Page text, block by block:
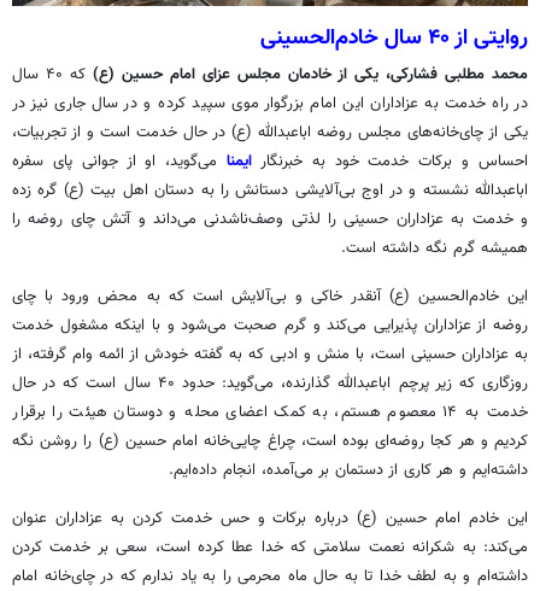
روایتی از ۴۰ سال خادم‌الحسینی
محمد مطلبی فشارکی، یکی از خادمان مجلس عزای امام حسین (ع)
که ۴۰ سال
در راه خدمت به عزاداران این امام بزرگوار موی سپید کرده و در سال جاری نیز در
یکی از چای‌خانه‌های مجلس روضه اباعبدالله (ع) در حال خدمت است و از تجربیات،
احساس و برکات خدمت خود به خبرنگار ایمنامی‌گوید، او از جوانی پای سفره
اباعبدالله نشسته و در اوج بی‌آلایشی دستانش را به دستان اهل بیت (ع) گره زده
و خدمت به عزاداران حسینی را لذتی وصف‌ناشدنی می‌داند و آتش چای روضه را
همیشه گرم نگه داشته است.
این خادم‌الحسین (ع) آنقدر خاکی و بی‌آلایش است که به محض ورود با چای
روضه از عزاداران پذیرایی می‌کند و گرم صحبت می‌شود و با اینکه مشغول خدمت
به عزاداران حسینی است، با منش و ادبی که به گفته خودش از ائمه وام گرفته، از
روزگاری که زیر پرچم اباعبدالله گذارنده، می‌گوید: حدود ۴۰ سال است که در حال
خدمت به ۱۴ معصوم هستم، به کمک اعضای محله و دوستان هیئت را برقرار
کردیم و هر کجا روضه‌ای بوده است، چراغ چایی‌خانه امام حسین (ع) را روشن نگه
داشته‌ایم و هر کاری از دستمان بر می‌آمده، انجام داده‌ایم.
این خادم امام حسین (ع) درباره برکات و حس خدمت کردن به عزاداران عنوان
می‌کند: به شکرانه نعمت سلامتی که خدا عطا کرده است، سعی بر خدمت کردن‬
داشته‬‌ام‬ و به لطف خدا تا به حال ماه محرمی را به یاد ندارم که در چای‌خانه امام